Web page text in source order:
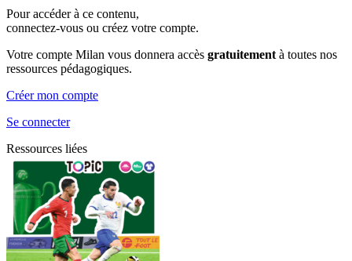
Pour accéder à ce contenu,
connectez-vous ou créez votre compte.
Votre compte Milan vous donnera accès gratuitement à toutes nos
ressources pédagogiques.
Créer mon compte
Se connecter
Ressources liées